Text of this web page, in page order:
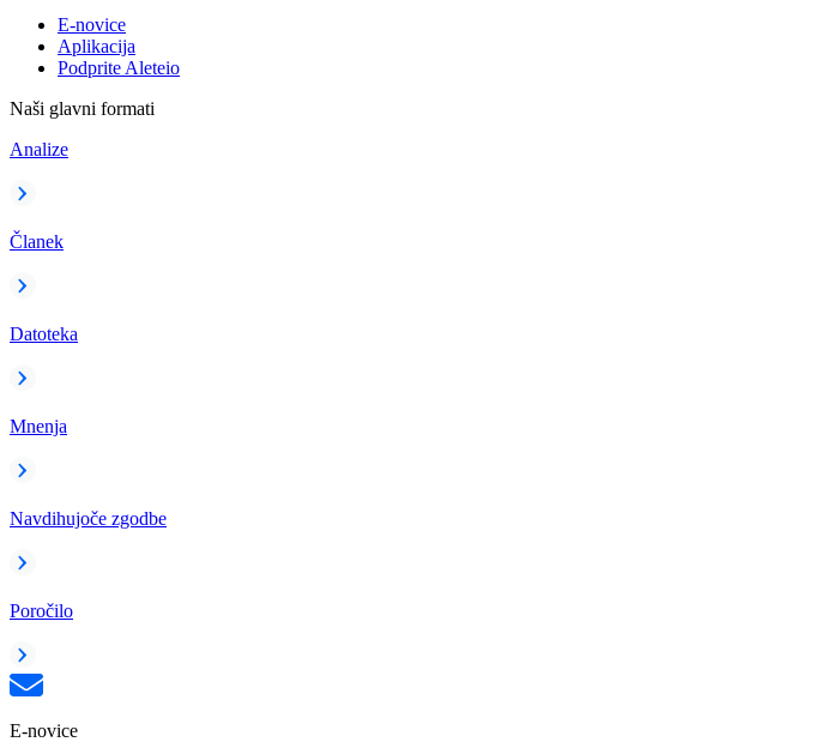
E-novice
Aplikacija
Podprite Aleteio
Naši glavni formati
Analize
Članek
Datoteka
Mnenja
Navdihujoče zgodbe
Poročilo
E-novice